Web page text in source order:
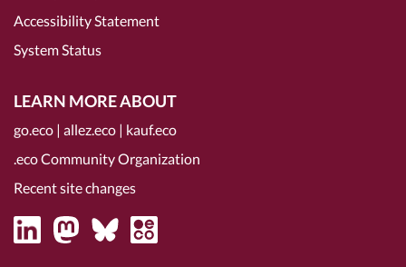
Accessibility Statement
System Status
LEARN MORE ABOUT
go.eco | allez.eco | kauf.eco
.eco Community Organization
Recent site changes